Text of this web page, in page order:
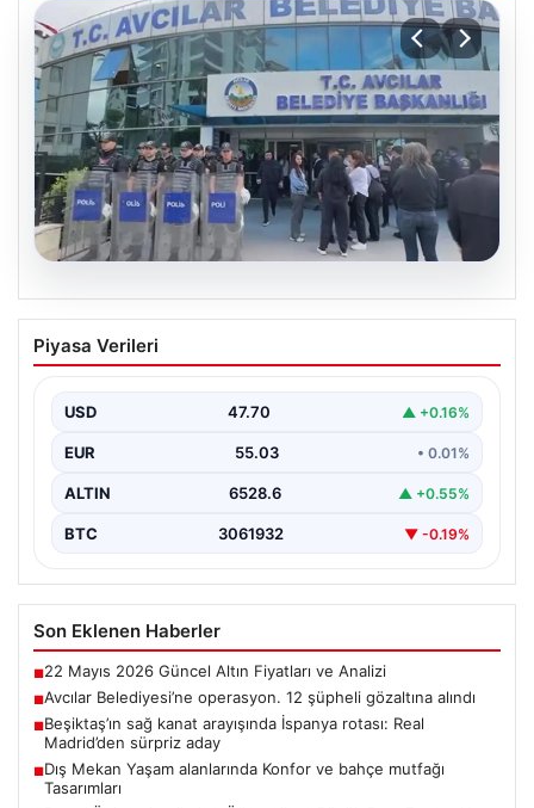
05.08.2026
Avcılar Belediyesi’ne operasyon. 12
şüpheli gözaltına alındı
Piyasa Verileri
USD 47.70 ▲ +0.16%
EUR 55.03 • 0.01%
ALTIN 6528.6 ▲ +0.55%
BTC 3061932 ▼ -0.19%
Son Eklenen Haberler
■22 Mayıs 2026 Güncel Altın Fiyatları ve Analizi
■Avcılar Belediyesi’ne operasyon. 12 şüpheli gözaltına alındı
■Beşiktaş’ın sağ kanat arayışında İspanya rotası: Real
Madrid’den sürpriz aday
■Dış Mekan Yaşam alanlarında Konfor ve bahçe mutfağı
Tasarımları